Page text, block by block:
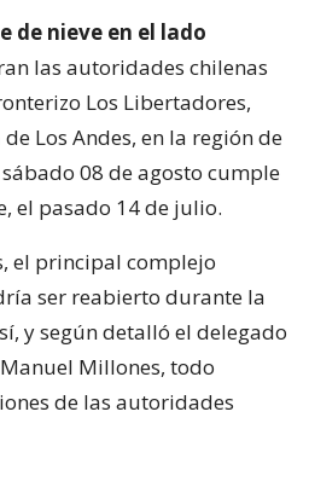
de nieve en el lado
las autoridades chilenas
Los Libertadores,
Los Andes, en la región de
08 de agosto cumple
el pasado 14 de julio.
el principal complejo
ser reabierto durante la
y según detalló el delegado
Millones, todo
de las autoridades